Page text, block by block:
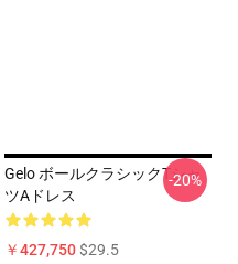
Gelo ボールクラシックTシャ
ツAドレス
￥427,750$29.5
-20%